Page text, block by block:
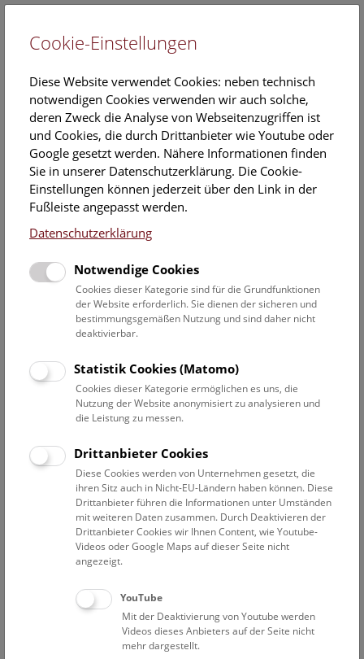
EN
Veranstaltungskalender
Informationen zu Gruppen,- Kindergarten- und
Schulprogrammen finden Siehier
Datumsfilter
12.12.2019
Datum auswählen
Erweiterte Suche
Filter zurücksetzen
12. Dezember 2019
Bisher keine Ergebnisse. Dienstags ist das NHM Wien
in der Regel geschlossen. Ausnahmen finden sie
Cookie-Einstellungen
Diese Website verwendet Cookies: neben technisch
notwendigen Cookies verwenden wir auch solche,
deren Zweck die Analyse von Webseitenzugriffen ist
und Cookies, die durch Drittanbieter wie Youtube oder
Google gesetzt werden. Nähere Informationen finden
Sie in unserer Datenschutzerklärung. Die Cookie-
Einstellungen können jederzeit über den Link in der
Fußleiste angepasst werden.
Datenschutzerklärung
Notwendige Cookies
Cookies dieser Kategorie sind für die Grundfunktionen
der Website erforderlich. Sie dienen der sicheren und
bestimmungsgemäßen Nutzung und sind daher nicht
deaktivierbar.
Statistik Cookies (Matomo)
Cookies dieser Kategorie ermöglichen es uns, die
Nutzung der Website anonymisiert zu analysieren und
die Leistung zu messen.
Drittanbieter Cookies
Diese Cookies werden von Unternehmen gesetzt, die
ihren Sitz auch in Nicht-EU-Ländern haben können. Diese
Drittanbieter führen die Informationen unter Umständen
mit weiteren Daten zusammen. Durch Deaktivieren der
Drittanbieter Cookies wir Ihnen Content, wie Youtube-
Videos oder Google Maps auf dieser Seite nicht
angezeigt.
YouTube
Mit der Deaktivierung von Youtube werden
Videos dieses Anbieters auf der Seite nicht
mehr dargestellt.